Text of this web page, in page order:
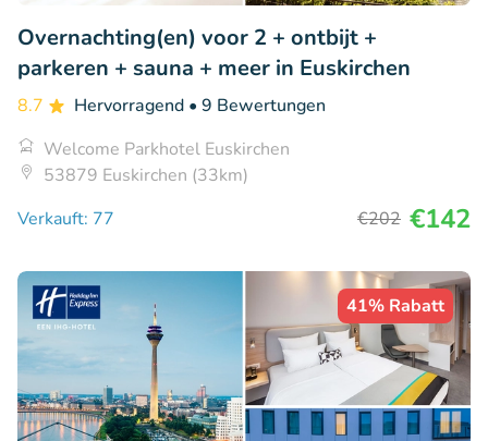
Overnachting(en) voor 2 + ontbijt +
parkeren + sauna + meer in Euskirchen
8.7 Hervorragend • 9 Bewertungen
Welcome Parkhotel Euskirchen
53879 Euskirchen (33km)
Verkauft: 77
€202 €142
41% Rabatt